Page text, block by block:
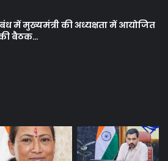
में मुख्यमंत्री की अध्यक्षता में आयोजित
की बैठक…